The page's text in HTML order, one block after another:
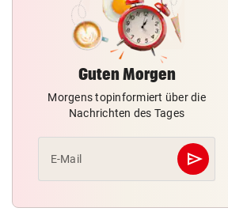
Guten Morgen
Morgens topinformiert über die
Nachrichten des Tages
E-Mail send